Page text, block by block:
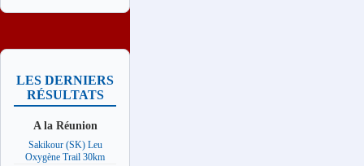
LES DERNIERS
RÉSULTATS
A la Réunion
Sakikour (SK) Leu
Oxygène Trail 30km